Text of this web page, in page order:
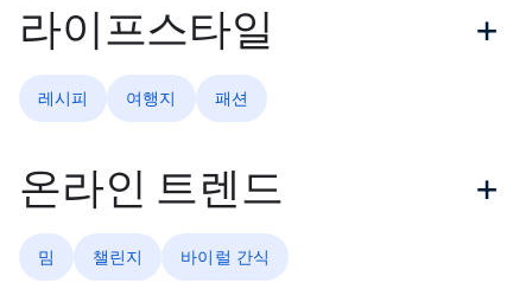
라이프스타일
레시피 여행지 패션
온라인 트렌드
밈 챌린지 바이럴 간식